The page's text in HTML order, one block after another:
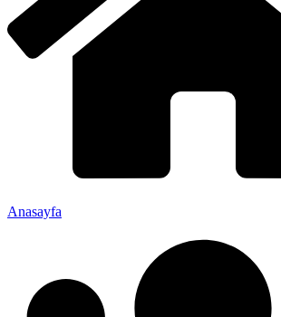
Anasayfa